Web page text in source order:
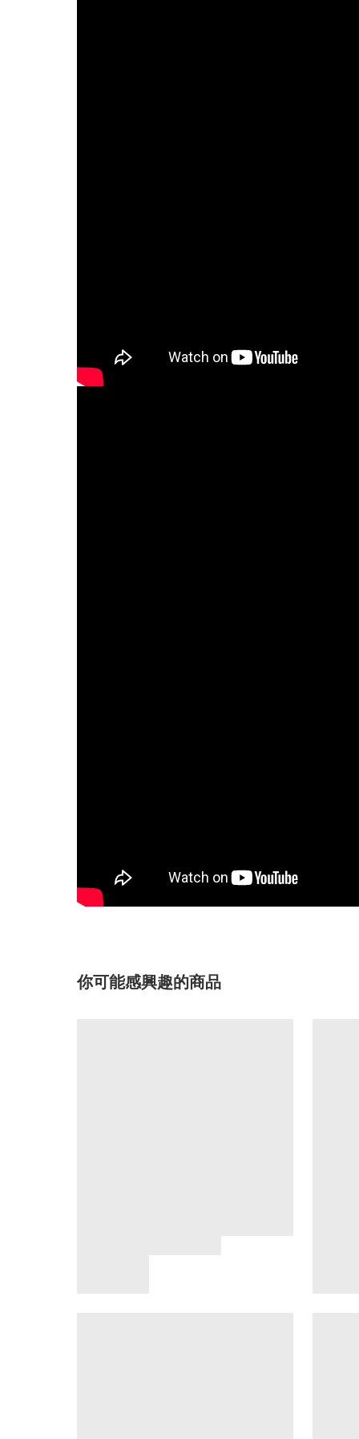
你可能感興趣的商品